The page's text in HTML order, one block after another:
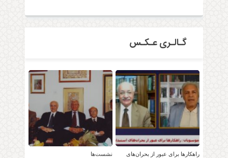
گـالـری عـکـس
راهکارها برای عبور از بحران‌های
نشست‌ها